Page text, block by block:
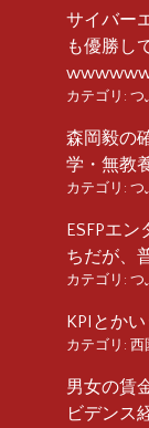
サイバー
も優勝し
カテゴリ: つ
森岡毅の
学・無教
カテゴリ: つ
ESFPエ
ちだが、
カテゴリ: つ
KPIとか
カテゴリ: 西
男女の賃
ビデンス